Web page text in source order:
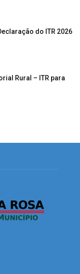
do ITR 2026
Rural – ITR para